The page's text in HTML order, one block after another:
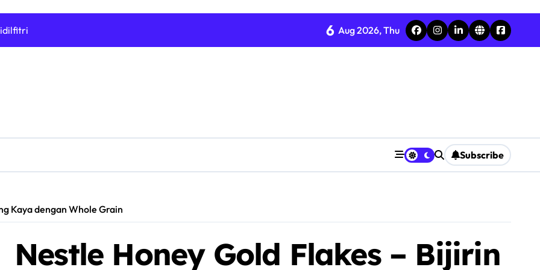
Sejiwa
Wakil
saya
: Sedan Kompak Ikonik dengan Reka Bentuk Moden
6 Aug 2026, Thu
Subscribe
Kaya dengan Whole Grain
Nestle Honey Gold Flakes – Bijirin